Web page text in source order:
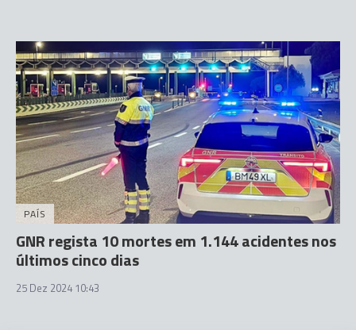
PAÍS
GNR regista 10 mortes em 1.144 acidentes nos
últimos cinco dias
25 Dez 2024 10:43